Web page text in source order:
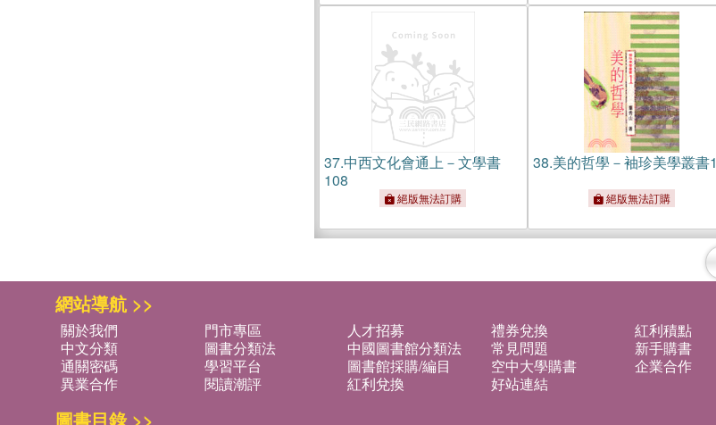
37.中西文化會通上－文學書
108
絕版無法訂購
38.美的哲學－袖珍美學叢書1
絕版無法訂購
網站導航 >>
關於我們 門市專區 人才招募 禮券兌換
紅利積點
中文分類
圖書分類法 中國圖書館分類法 常見問題
新手購書
通關密碼
學習平台 圖書館採購/編目 空中大學購書
企業合作
異業合作
閱讀潮評 紅利兌換 好站連結
圖書目錄 >>